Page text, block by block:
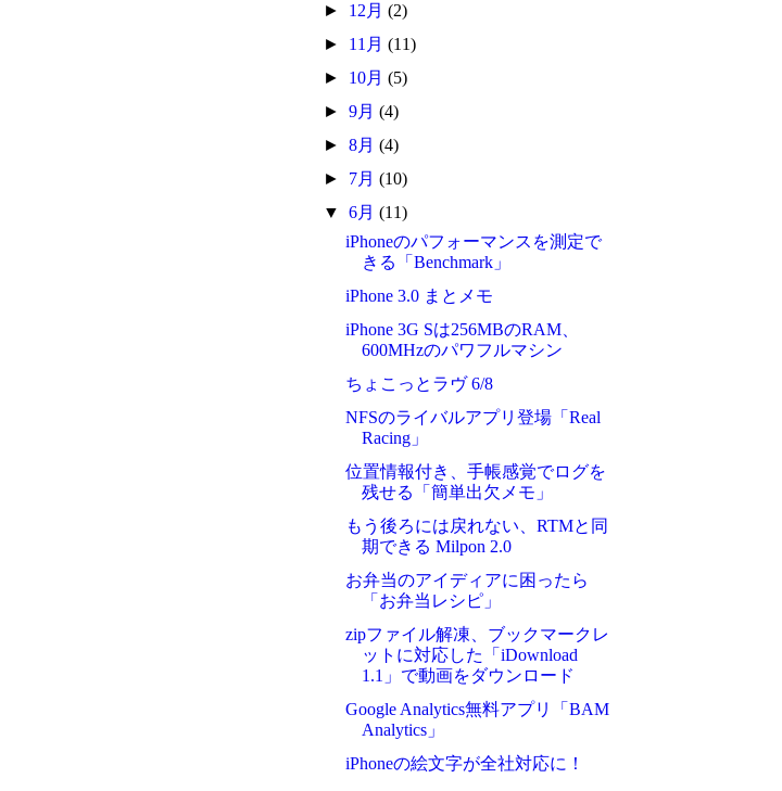
► 12月(2)
► 11月(11)
► 10月(5)
►9月(4)
►8月(4)
► 7月(10)
▼6月(11)
iPhoneのパフォーマンスを測定で
きる「Benchmark」
iPhone 3.0 まとメモ
iPhone 3G Sは256MBのRAM、
600MHzのパワフルマシン
ちょこっとラヴ 6/8
NFSのライバルアプリ登場「Real
Racing」
位置情報付き、手帳感覚でログを
残せる「簡単出欠メモ」
もう後ろには戻れない、RTMと同
期できる Milpon 2.0
お弁当のアイディアに困ったら
「お弁当レシピ」
zipファイル解凍、ブックマークレ
ットに対応した「iDownload
1.1」で動画をダウンロード
Google Analytics無料アプリ「BAM
Analytics」
iPhoneの絵文字が全社対応に！